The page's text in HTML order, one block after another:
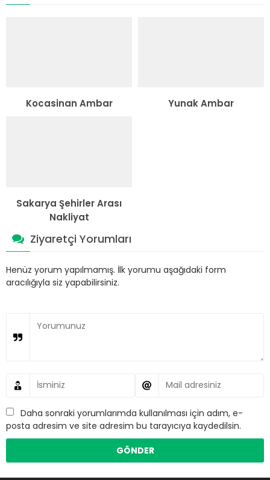
Kocasinan Ambar Yunak Ambar
Sakarya Şehirler Arası
Nakliyat
Ziyaretçi Yorumları
Henüz yorum yapılmamış. İlk yorumu aşağıdaki form
aracılığıyla siz yapabilirsiniz.
Daha sonraki yorumlarımda kullanılması için adım, e-
posta adresim ve site adresim bu tarayıcıya kaydedilsin.